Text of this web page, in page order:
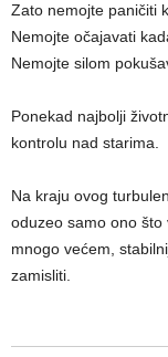
Zato nemojte paničiti
Nemojte očajavati
Nemojte silom
Ponekad najbolji
kontrolu nad starima.
Na kraju ovog
oduzeo samo ono
mnogo većem,
zamisliti.